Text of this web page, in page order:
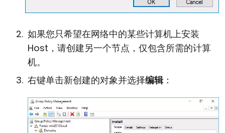
如果您只希望在网络中的某些计算机上安装
Host，请创建另一个节点，仅包含所需的计算
机。
右键单击新创建的对象并选择编辑：